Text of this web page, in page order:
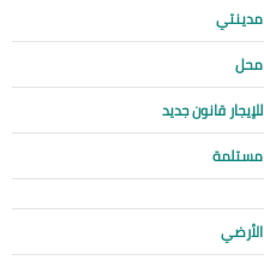
مدينتي
محل
للإيجار قانون جديد
مستلمة
الأرضي